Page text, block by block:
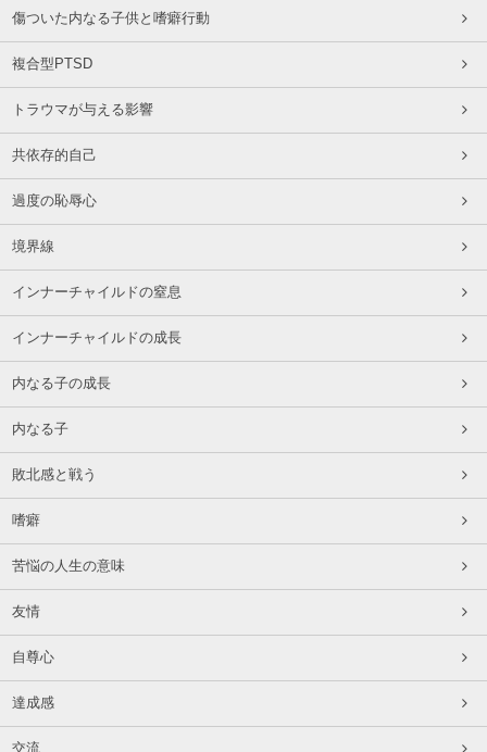
傷ついた内なる子供と嗜癖行動
複合型PTSD
トラウマが与える影響
共依存的自己
過度の恥辱心
境界線
インナーチャイルドの窒息
インナーチャイルドの成長
内なる子の成長
内なる子
敗北感と戦う
嗜癖
苦悩の人生の意味
友情
自尊心
達成感
交流